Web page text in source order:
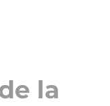
la